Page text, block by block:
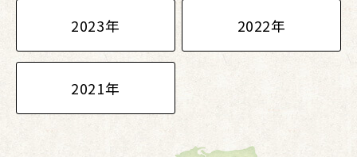
2023年 2022年
2021年